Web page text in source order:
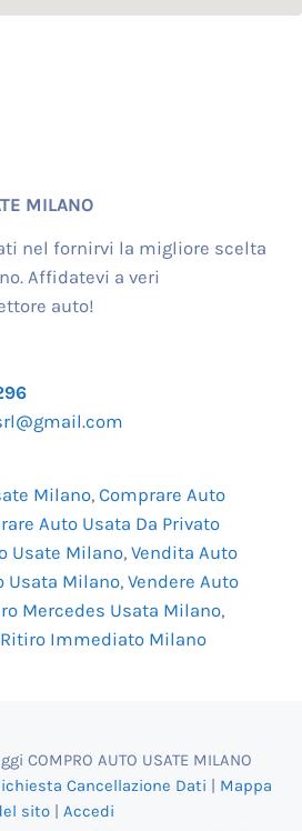
MILANO
nel fornirvi la migliore scelta
Affidatevi a veri
auto!
Milano, Comprare Auto
Auto Usata Da Privato
Usate Milano, Vendita Auto
Usata Milano, Vendere Auto
Mercedes Usata Milano,
Immediato Milano
COMPRO AUTO USATE MILANO
Cancellazione Dati | Mappa
sito| Accedi